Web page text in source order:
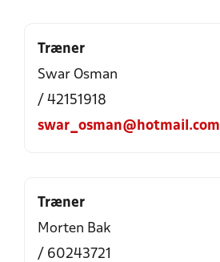
Træner
Swar Osman
/ 42151918
swar_osman@hotmail.com
Træner
Morten Bak
/ 60243721